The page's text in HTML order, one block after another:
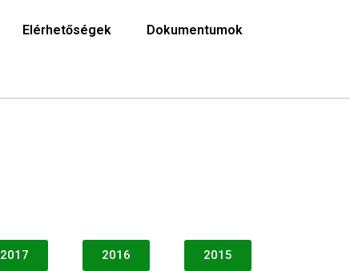
Elérhetőségek Dokumentumok
2017 2016 2015